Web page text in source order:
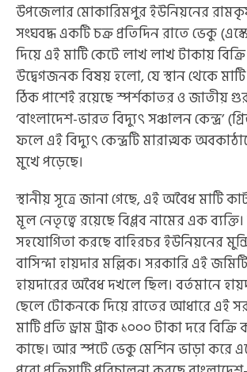
‎উপজেলার মোকারিমপুর ইউনিয়নের
সংঘবদ্ধ একটি চক্র প্রতিদিন রাতে ভেকু
দিয়ে এই মাটি কেটে লাখ লাখ টাকায়
উদ্বেগজনক বিষয় হলো, যে স্থান থেকে
ঠিক পাশেই রয়েছে স্পর্শকাতর ও জাতীয়
‘বাংলাদেশ-ভারত বিদ্যুৎ সঞ্চালন কেন্দ্র’
ফলে এই বিদ্যুৎ কেন্দ্রটি মারাত্মক
মুখে পড়েছে।
‎স্থানীয় সূত্রে জানা গেছে, এই অবৈধ মাটি
মূল নেতৃত্বে রয়েছে বিপ্লব নামের এক
সহযোগিতা করছে বাহিরচর ইউনিয়নের
বাসিন্দা হায়দার মল্লিক। সরকারি এই
হায়দারের অবৈধ দখলে ছিল। বর্তমানে
ছেলে টোকনকে দিয়ে রাতের আধারে এই
মাটি প্রতি ড্রাম ট্রাক ১০০০ টাকা দরে বিক্রি
কাছে। আর স্পটে ভেকু মেশিন ভাড়া করে